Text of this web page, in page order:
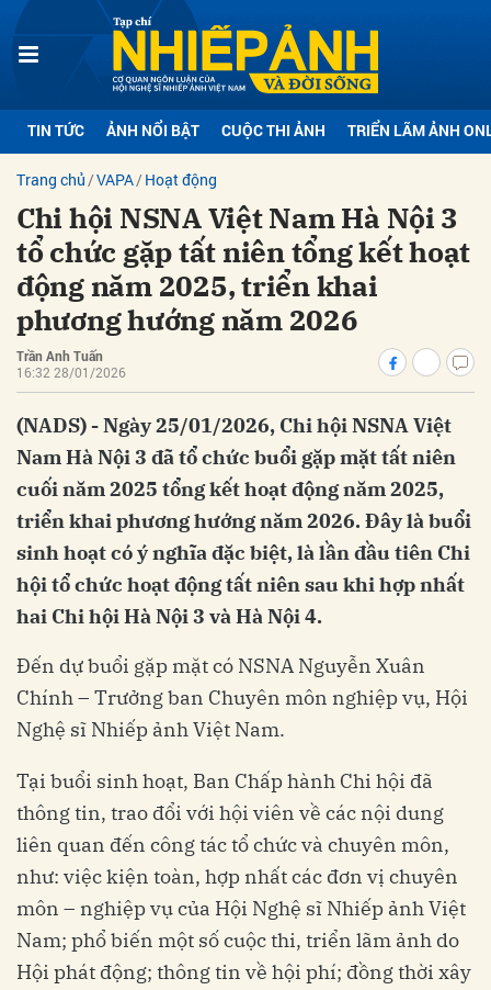
TIN TỨC ẢNH NỔI BẬT CUỘC THI ẢNH TRIỂN LÃM ẢNH
Trang chủ VAPA Hoạt động
Chi hội NSNA Việt Nam Hà Nội 3
tổ chức gặp tất niên tổng kết hoạt
động năm 2025, triển khai
phương hướng năm 2026
Trần Anh Tuấn
16:32 28/01/2026
(NADS) - Ngày 25/01/2026, Chi hội NSNA Việt
Nam Hà Nội 3 đã tổ chức buổi gặp mặt tất niên
cuối năm 2025 tổng kết hoạt động năm 2025,
triển khai phương hướng năm 2026. Đây là buổi
sinh hoạt có ý nghĩa đặc biệt, là lần đầu tiên Chi
hội tổ chức hoạt động tất niên sau khi hợp nhất
hai Chi hội Hà Nội 3 và Hà Nội 4.
Đến dự buổi gặp mặt có NSNA Nguyễn Xuân
Chính – Trưởng ban Chuyên môn nghiệp vụ, Hội
Nghệ sĩ Nhiếp ảnh Việt Nam.
Tại buổi sinh hoạt, Ban Chấp hành Chi hội đã
thông tin, trao đổi với hội viên về các nội dung
liên quan đến công tác tổ chức và chuyên môn,
như: việc kiện toàn, hợp nhất các đơn vị chuyên
môn – nghiệp vụ của Hội Nghệ sĩ Nhiếp ảnh Việt
Nam; phổ biến một số cuộc thi, triển lãm ảnh do
Hội phát động; thông tin về hội phí; đồng thời xây
luận